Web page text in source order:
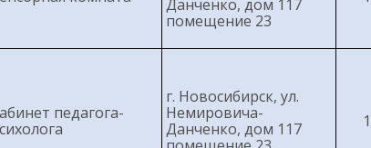
Данченко, дом 117
помещение 23
педагога-
г. Новосибирск, ул.
Немировича-
Данченко, дом 117